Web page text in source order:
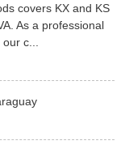
covers KX and KS
As a professional
c...